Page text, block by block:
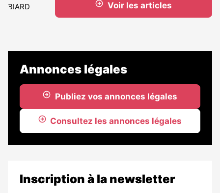
Voir les articles
Annonces légales
Publiez vos annonces légales
Consultez les annonces légales
Inscription à la newsletter